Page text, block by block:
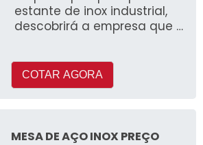
estante de inox industrial,
descobrirá a empresa que é
COTAR AGORA
MESA DE AÇO INOX PREÇO